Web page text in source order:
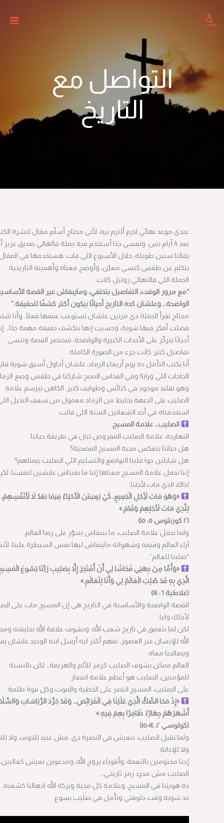
التواصل مع
التاريخ
عندي موعد نهائي لازم ألتزم بيه، لأني محتاج أسلّم مقال لنشرة الكنيسة
بعد ٨ أيام بس. ونفسي جدًا أستخدم فيه جملة قالهالي صديق عزيز أعرفه
بقالنا سنين طويلة، خلال الأسبوع اللي فات. هستخدمها في المقال وأنا
بتكلم عن طقس كنسي معيّن، وأوضح معناه وأهميته التاريخية.
الجملة اللي قالتهالي روثيل كانت:
“مع مرور الوقت، التفاصيل بتختفي، ومايبقاش غير القصة الأساسية
الواضحة… وعلشان كده التاريخ أحيانًا بيكون أكثر كشفًا للحقيقة.”
محتاج تقرأ الجملة دي مرتين علشان تستوعب عمقها فعلًا. وأنا شخصيًا
فضلت أفكر فيها شوية، وحسيت إنها بتكشف حقيقة مهمة جدًا… إننا
أحيانًا بنركّز على الأحداث الكبيرة والواضحة، فنختصر القصة وننسى
تفاصيل كتير كانت جزء من الصورة الكاملة.
أنا بكتب التأمل ده يوم أربعاء الرماد، علشان أحاول أسبق شوية قايمة
الحاجات اللي ورايا! وفي القداس الصبح شاركنا في طقس وضع الرماد،
وهو تقليد موجود في كنائس وطوايف كتير. الكاهن بيرسم علامة
الصليب على الجبهة بخليط من الرماد معمول من سعف النخيل اللي
استخدمناه في أحد الشعانين السنة اللي فاتت.
الصليب… علامة المسيح.
النهارده، علامة الصليب المفروض تبان في طريقة حياتنا.
هل حياتنا بتعكس محبة المسيح المضحية؟
هل شايلين جوا قلبنا التواضع والتسليم اللي الصليب بيمثلهم؟
إننا نحمل علامة المسيح معناها إننا ما بقيناش عايشين لنفسنا، لكن
لذاك الذي مات لأجلنا.
«وَهُوَ مَاتَ لِأَجْلِ الْجَمِيعِ، كَيْ يَعِيشَ الأَحْيَاءُ فِيمَا بَعْدُ لاَ لأَنْفُسِهِمْ، بَلْ
لِلَّذِي مَاتَ لأَجْلِهِمْ وَقَامَ.»
ولما نحمل علامة الصليب، ما بنبقاش بندوّر على رضا العالم.
آراء العالم وقيمه وشهواته مايبقاش ليها نفس السيطرة علينا، لأننا
“صلبنا للعالم”.
«وَأَمَّا مِنْ جِهَتِي فَحَاشَا لِي أَنْ أَفْتَخِرَ إِلاَّ بِصَلِيبِ رَبِّنَا يَسُوعَ الْمَسِيحِ،
الَّذِي بِهِ قَدْ صُلِبَ الْعَالَمُ لِي وَأَنَا لِلْعَالَمِ.»
القصة الواضحة والأساسية في التاريخ هي إن المسيح مات على الصليب
لأجلك وليا.
لكن لما نتعمق في تاريخ شعب الله، ونشوف علاقة الله بخليقته ومحبة
الله للإنسان عبر العصور، نفهم أكتر ليه أرسل ابنه الوحيد علشان يفدينا
ويصالحنا معاه.
العالم ممكن يشوف الصليب كرمز للألم والهزيمة… لكن بالنسبة
للمؤمنين، الصليب هو أعظم علامة انتصار.
على الصليب، المسيح انتصر على الخطية والموت وكل قوة ظلمة.
«إِذْ مَحَا الصَّكَّ الَّذِي عَلَيْنَا فِي الْفَرَائِضِ… وَقَدْ جَرَّدَ الرِّيَاسَاتِ وَالسَّلاَطِينَ
أَشْهَرَهُمْ جِهَارًا، ظَافِرًا بِهِمْ فِيهِ.»
(كولوسي ٢: ١٤-١٥)
ولما نقبل الصليب، بنعيش في النصرة دي.مش عبيد للخوف، ولا للذنب،
ولا للإدانة.
إحنا مختومين بالنعمة، وأقوياء بروح الله، ومدعوين نعيش كغالبين.
الصليب مش مجرد رمز تاريخي…
ده هويتنا في المسيح، وعلامة كل محبة وبركة الله ادهالنا كشعبه.
خد شوية وقت دلوقتي وتأمل في صليب يسوع.